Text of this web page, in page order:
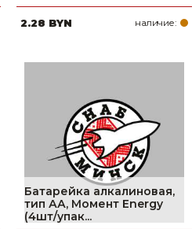
2.28 BYN наличие:
Батарейка алкалиновая,
тип АА, Момент Energy
(4шт/упак...